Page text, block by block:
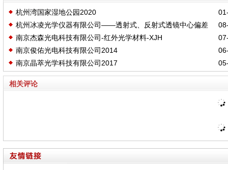
杭州湾国家湿地公园2020
杭州冰凌光学仪器有限公司——透射式、反射式透镜中心偏差
测量仪
南京杰森光电科技有限公司-红外光学材料-XJH
南京俊佑光电科技有限公司2014
南京晶萃光学科技有限公司2017
相关评论